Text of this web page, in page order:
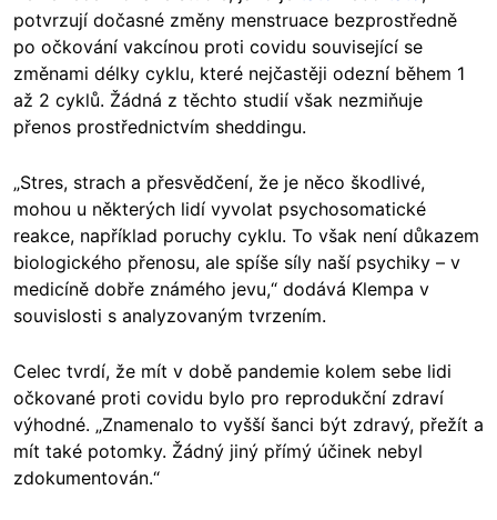
potvrzují dočasné změny menstruace bezprostředně
po očkování vakcínou proti covidu související se
změnami délky cyklu, které nejčastěji odezní během 1
až 2 cyklů. Žádná z těchto studií však nezmiňuje
přenos prostřednictvím sheddingu.
„Stres, strach a přesvědčení, že je něco škodlivé,
mohou u některých lidí vyvolat psychosomatické
reakce, například poruchy cyklu. To však není důkazem
biologického přenosu, ale spíše síly naší psychiky – v
medicíně dobře známého jevu,“ dodává Klempa v
souvislosti s analyzovaným tvrzením.
Celec tvrdí, že mít v době pandemie kolem sebe lidi
očkované proti covidu bylo pro reprodukční zdraví
výhodné. „Znamenalo to vyšší šanci být zdravý, přežít a
mít také potomky. Žádný jiný přímý účinek nebyl
zdokumentován.“